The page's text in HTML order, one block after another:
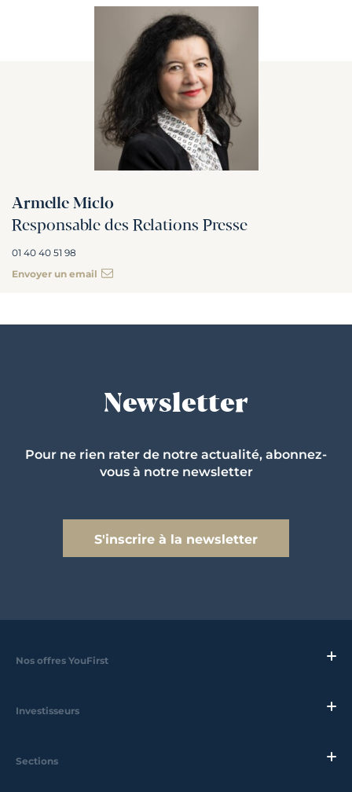
Armelle Miclo
Responsable des Relations Presse
01 40 40 51 98
Envoyer un email
Newsletter
Pour ne rien rater de notre actualité, abonnez-
vous à notre newsletter
S'inscrire à la newsletter
Nos offres YouFirst
Investisseurs
Sections